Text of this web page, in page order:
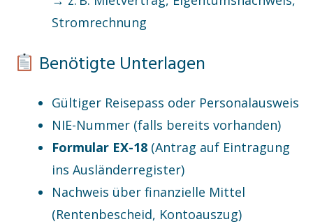
Stromrechnung
Benötigte Unterlagen
Gültiger Reisepass oder Personalausweis
NIE-Nummer (falls bereits vorhanden)
Formular EX-18 (Antrag auf Eintragung
ins Ausländerregister)
Nachweis über finanzielle Mittel
(Rentenbescheid, Kontoauszug)